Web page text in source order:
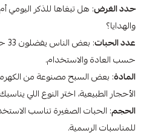
حدد الغرض: هل تبغاها للذكر اليومي أم
والهدايا؟
عدد الحبات
حسب العادة والاستخدام.
المادة: بعض السبح مصنوعة من الكهرمان
الأحجار الطبيعية، اختر النوع اللي يناسبك.
الحجم: الحبات الصغيرة تناسب الاستخدام
للمناسبات الرسمية.